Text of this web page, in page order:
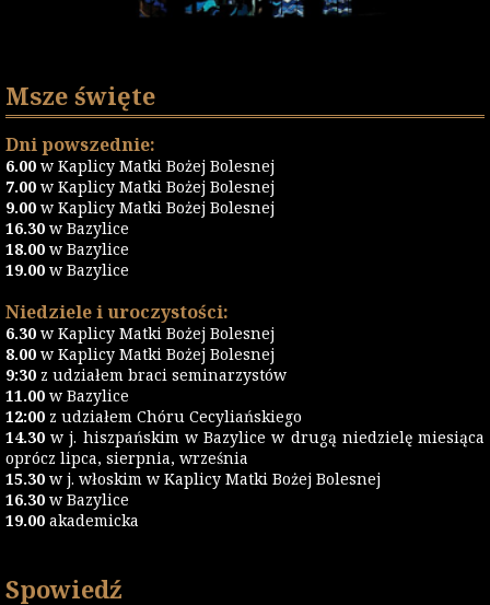
Msze święte
Dni powszednie:
6.00 w Kaplicy Matki Bożej Bolesnej
7.00 w Kaplicy Matki Bożej Bolesnej
9.00 w Kaplicy Matki Bożej Bolesnej
16.30 w Bazylice
18.00 w Bazylice
19.00 w Bazylice
Niedziele i uroczystości:
6.30 w Kaplicy Matki Bożej Bolesnej
8.00 w Kaplicy Matki Bożej Bolesnej
9:30 z udziałem braci seminarzystów
11.00 w Bazylice
12:00 z udziałem Chóru Cecyliańskiego
14.30 w j. hiszpańskim w Bazylice w drugą niedzielę miesiąca
oprócz lipca, sierpnia, września
15.30 w j. włoskim w Kaplicy Matki Bożej Bolesnej
16.30 w Bazylice
19.00 akademicka
Spowiedź